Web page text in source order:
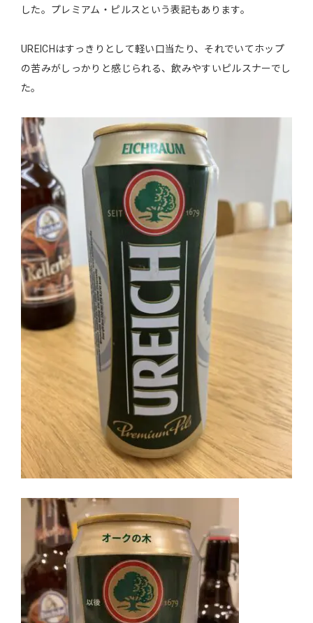
した。プレミアム・ピルスという表記もあります。
UREICHはすっきりとして軽い口当たり、それでいてホップ
の苦みがしっかりと感じられる、飲みやすいピルスナーでし
た。